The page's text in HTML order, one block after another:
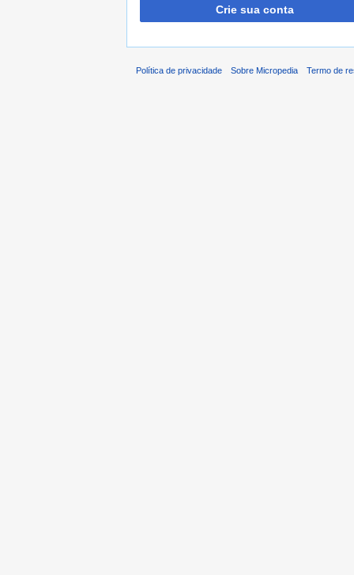
Crie sua conta
Política de privacidade Sobre Micropedia Termo de